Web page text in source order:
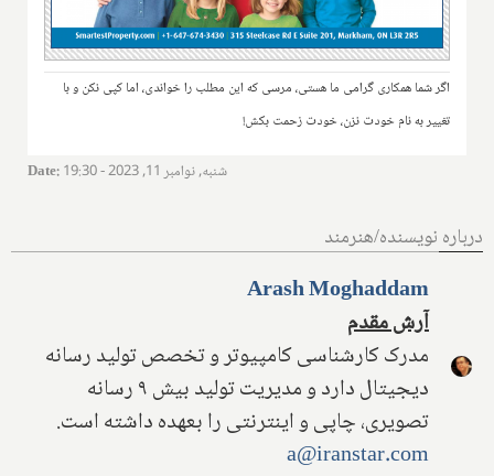
اگر شما همکاری گرامی ما هستی، مرسی که این مطلب را خواندی، اما کپی نکن و با
تغییر به نام خودت نزن، خودت زحمت بکش!
Date: شنبه, نوامبر 11, 2023 - 19:30
درباره نویسنده/هنرمند
Arash Moghaddam
آرش مقدم
مدرک کارشناسی کامپیوتر و تخصص تولید رسانه
دیجیتال دارد و مدیریت تولید بیش ۹ رسانه
تصویری، چاپی و اینترنتی را بعهده داشته است.
a@iranstar.com